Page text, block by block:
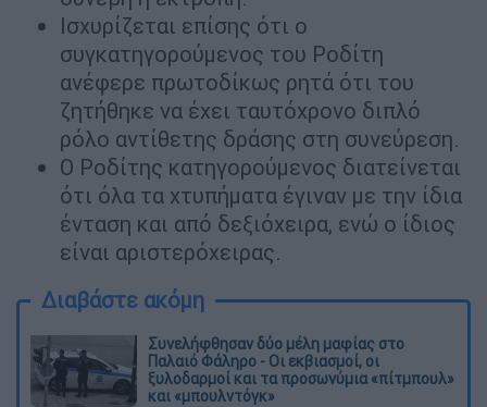
Ισχυρίζεται επίσης ότι ο
συγκατηγορούμενος του Ροδίτη
ανέφερε πρωτοδίκως ρητά ότι του
ζητήθηκε να έχει ταυτόχρονο διπλό
ρόλο αντίθετης δράσης στη συνεύρεση.
Ο Ροδίτης κατηγορούμενος διατείνεται
ότι όλα τα χτυπήματα έγιναν με την ίδια
ένταση και από δεξιόχειρα, ενώ ο ίδιος
είναι αριστερόχειρας.
Διαβάστε ακόμη
Συνελήφθησαν δύο μέλη μαφίας στο
Παλαιό Φάληρο - Οι εκβιασμοί, οι
ξυλοδαρμοί και τα προσωνύμια «πίτμπουλ»
και «μπουλντόγκ»